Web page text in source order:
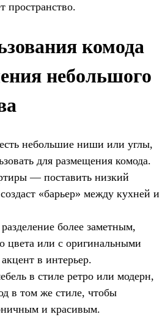
пространство.
комода
небольшого
небольшие ниши или углы,
для размещения комода.
— поставить низкий
«барьер» между кухней и
более заметным,
цвета или с оригинальными
в интерьер.
в стиле ретро или модерн,
в том же стиле, чтобы
и красивым.